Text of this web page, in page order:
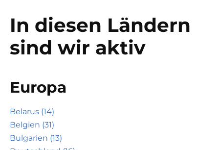
In diesen Ländern
sind wir aktiv
Europa
Belarus (14)
Belgien (31)
Bulgarien (13)